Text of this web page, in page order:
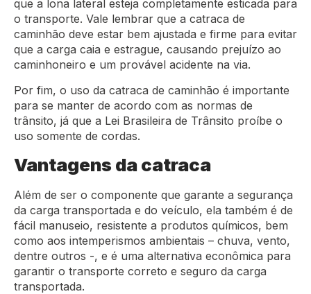
que a lona lateral esteja completamente esticada para
o transporte. Vale lembrar que a catraca de
caminhão deve estar bem ajustada e firme para evitar
que a carga caia e estrague, causando prejuízo ao
caminhoneiro e um provável acidente na via.
Por fim, o uso da catraca de caminhão é importante
para se manter de acordo com as normas de
trânsito, já que a Lei Brasileira de Trânsito proíbe o
uso somente de cordas.
Vantagens da catraca
Além de ser o componente que garante a segurança
da carga transportada e do veículo, ela também é de
fácil manuseio, resistente a produtos químicos, bem
como aos intemperismos ambientais – chuva, vento,
dentre outros -, e é uma alternativa econômica para
garantir o transporte correto e seguro da carga
transportada.